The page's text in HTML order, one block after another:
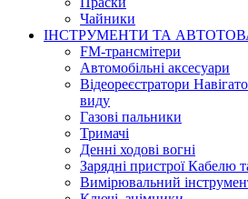
Чайники
ІНСТРУМЕНТИ ТА
FM-трансмітери
Автомобільні аксесуари
Відеореєстратори
виду
Газові пальники
Тримачі
Денні ходові вогні
Зарядні пристрої Кабелю
Вимірювальний